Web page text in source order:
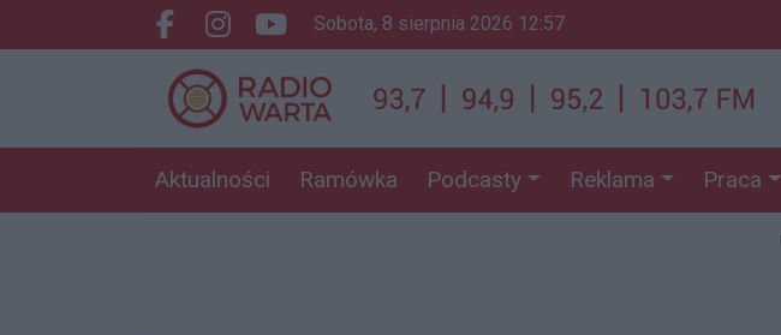
Facebook.com
Instagram.com
Youtube.com
sobota, 8 sierpnia 2026 12:57
Aktualności Ramówka Podcasty Reklama Praca